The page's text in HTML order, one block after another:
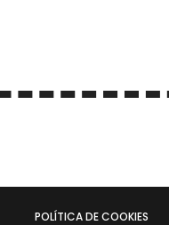
POLÍTICA DE COOKIES